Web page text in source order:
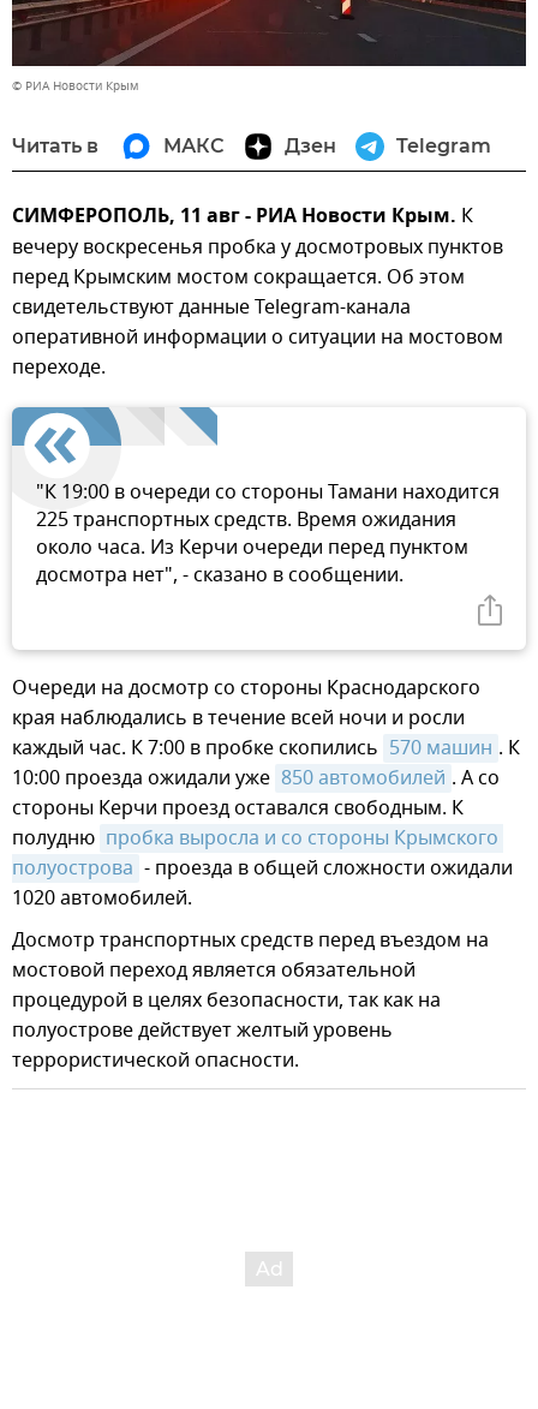
© РИА Новости Крым
Читать в МАКС Дзен Telegram
СИМФЕРОПОЛЬ, 11 авг - РИА Новости Крым. К
вечеру воскресенья пробка у досмотровых пунктов
перед Крымским мостом сокращается. Об этом
свидетельствуют данные Telegram-канала
оперативной информации о ситуации на мостовом
переходе.
"К 19:00 в очереди со стороны Тамани находится
225 транспортных средств. Время ожидания
около часа. Из Керчи очереди перед пунктом
досмотра нет", - сказано в сообщении.
Очереди на досмотр со стороны Краснодарского
края наблюдались в течение всей ночи и росли
каждый час. К 7:00 в пробке скопились 570 машин . К
10:00 проезда ожидали уже 850 автомобилей . А со
стороны Керчи проезд оставался свободным. К
полудню пробка выросла и со стороны Крымского
полуострова - проезда в общей сложности ожидали
1020 автомобилей.
Досмотр транспортных средств перед въездом на
мостовой переход является обязательной
процедурой в целях безопасности, так как на
полуострове действует желтый уровень
террористической опасности.